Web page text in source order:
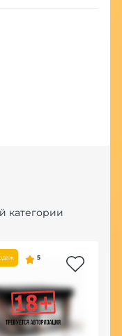
категории
5